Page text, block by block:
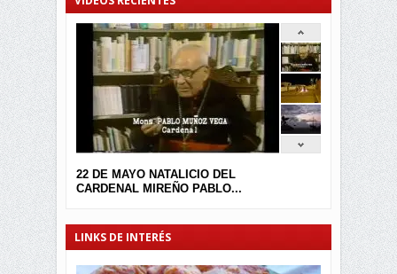
22 DE MAYO NATALICIO DEL
CARDENAL MIREÑO PABLO...
LINKS DE INTERÉS